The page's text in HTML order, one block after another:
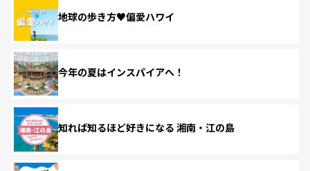
地球の歩き方♥偏愛ハワイ
今年の夏はインスパイアへ！
知れば知るほど好きになる 湘南・江の島